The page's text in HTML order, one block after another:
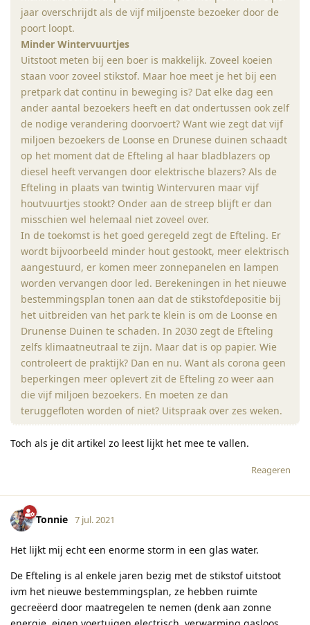
jaar overschrijdt als de vijf miljoenste bezoeker door de
poort loopt.
Minder Wintervuurtjes
Uitstoot meten bij een boer is makkelijk. Zoveel koeien
staan voor zoveel stikstof. Maar hoe meet je het bij een
pretpark dat continu in beweging is? Dat elke dag een
ander aantal bezoekers heeft en dat ondertussen ook zelf
de nodige verandering doorvoert? Want wie zegt dat vijf
miljoen bezoekers de Loonse en Drunese duinen schaadt
op het moment dat de Efteling al haar bladblazers op
diesel heeft vervangen door elektrische blazers? Als de
Efteling in plaats van twintig Wintervuren maar vijf
houtvuurtjes stookt? Onder aan de streep blijft er dan
misschien wel helemaal niet zoveel over.
In de toekomst is het goed geregeld zegt de Efteling. Er
wordt bijvoorbeeld minder hout gestookt, meer elektrisch
aangestuurd, er komen meer zonnepanelen en lampen
worden vervangen door led. Berekeningen in het nieuwe
bestemmingsplan tonen aan dat de stikstofdepositie bij
het uitbreiden van het park te klein is om de Loonse en
Drunense Duinen te schaden. In 2030 zegt de Efteling
zelfs klimaatneutraal te zijn. Maar dat is op papier. Wie
controleert de praktijk? Dan en nu. Want als corona geen
beperkingen meer oplevert zit de Efteling zo weer aan
die vijf miljoen bezoekers. En moeten ze dan
teruggefloten worden of niet? Uitspraak over zes weken.
Toch als je dit artikel zo leest lijkt het mee te vallen.
Reageren
Tonnie 7 jul. 2021
Het lijkt mij echt een enorme storm in een glas water.
De Efteling is al enkele jaren bezig met de stikstof uitstoot
ivm het nieuwe bestemmingsplan, ze hebben ruimte
gecreëerd door maatregelen te nemen (denk aan zonne